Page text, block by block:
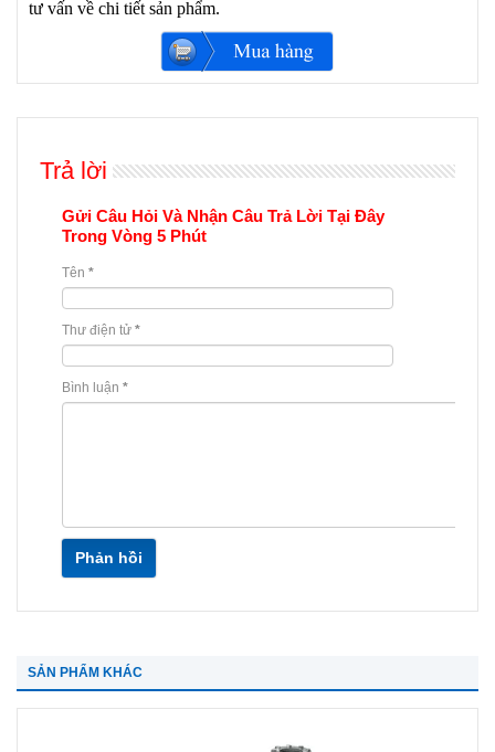
tư vấn về chi tiết sản phẩm.
Trả lời
Gửi Câu Hỏi Và Nhận Câu Trả Lời Tại Đây
Trong Vòng 5 Phút
Tên *
Thư điện tử *
Bình luận *
Phản hồi
SẢN PHẨM KHÁC